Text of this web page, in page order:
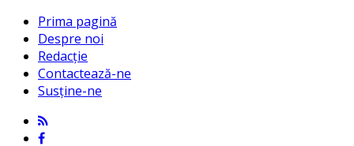
Prima pagină
Despre noi
Redacție
Contactează-ne
Susține-ne